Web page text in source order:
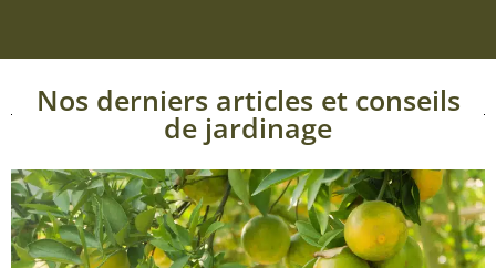
Nos derniers articles et conseils
de jardinage